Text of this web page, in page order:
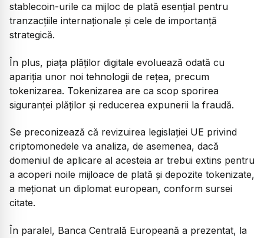
stablecoin-urile ca mijloc de plată esențial pentru
tranzacțiile internaționale și cele de importanță
strategică.
În plus, piața plăților digitale evoluează odată cu
apariția unor noi tehnologii de rețea, precum
tokenizarea. Tokenizarea are ca scop sporirea
siguranței plăților și reducerea expunerii la fraudă.
Se preconizează că revizuirea legislației UE privind
criptomonedele va analiza, de asemenea, dacă
domeniul de aplicare al acesteia ar trebui extins pentru
a acoperi noile mijloace de plată și depozite tokenizate,
a meționat un diplomat european, conform sursei
citate.
În paralel, Banca Centrală Europeană a prezentat, la